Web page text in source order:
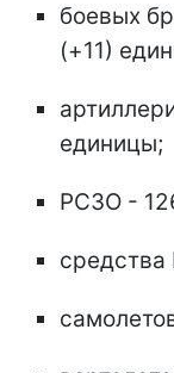
боевых
(+11)
единицы;
РСЗО -